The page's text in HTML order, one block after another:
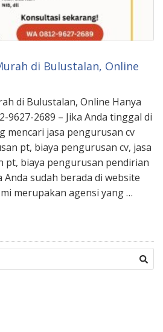
di Bulustalan, Online
di Bulustalan, Online Hanya
9627-2689 – Jika Anda tinggal di
mencari jasa pengurusan cv
pt, biaya pengurusan cv, jasa
pt, biaya pengurusan pendirian
sudah berada di website
merupakan agensi yang …